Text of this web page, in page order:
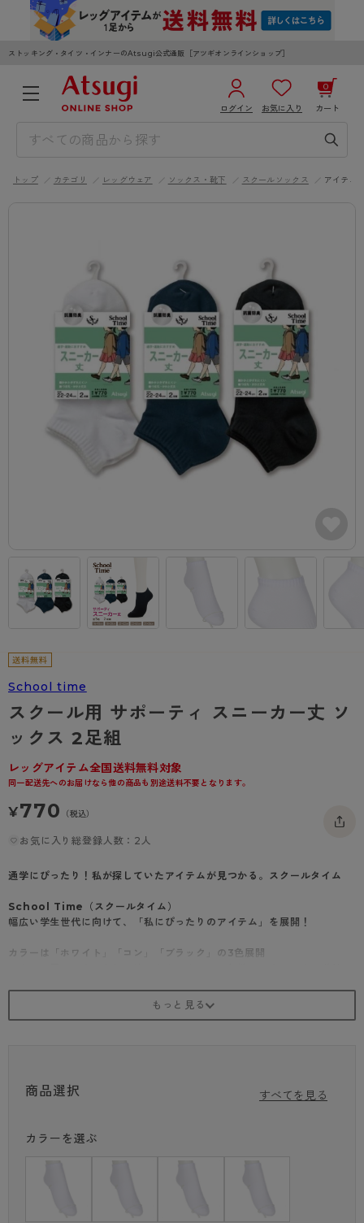
ストッキング・タイツ・インナーのAtsugi公式通販［アツギオンラインショップ］
ログイン お気に入り カート
0
3,980円以上のご購入で送料無料
WOMEN MEN KIDS
カテゴリから探す
レッグウェア
ストッキング
- 無地ストッキング
- 着圧ストッキング
- パンティ部レスストッキング
- 無地タイツ
- 柄タイツ
- ひざ下丈タイツ
- 着圧タイツ
ソックス・靴下
レギンス・スパッツ
インナーウェア
ブラジャー
- ブラトップ
ショーツ
- レギュラーショーツ
- サニタリーショーツ
- ガードル・補正ショーツ
肌着・インナー
- 長袖（七分袖以上）
- タンクトップ
- カップ付きインナー
ライフスタイルウェア
ルームウェア・パジャマ
アクティブ・スポーツ
- スポーツブラ
- スポーツトップス
- スポーツボトムス
雑貨・小物
レッグウエア
ソックス・靴下
クルー・レギュラー丈ソックス
インナーウエア
メンズパンツ
Tバック・ビキニ
肌着・インナー
ライフスタイルウェア
ルームウェア・パジャマ
レッグウエア
タイツ
ソックス・靴下
ハイソックス
スクールソックス
インナーウエア
ブラジャー
スポーツブラ
ショーツ
レギュラーショーツ
サニタリーショーツ
ボクサー
ブランドから探す
スゴスト
フェイクタイツ
hotto comfort
Atsugi COLORS
BT
スクールタイム
みんなの、みんなの。
CLINICAL
ハイジュニ
私に似合う、ストッキング選び
タイツの選び方
ご利用ガイド
はじめての方へ
よくある質問（FAQ）
サイズ表
お支払い方法について
配送方法について
返品・交換について
お問い合わせについて
トップ カテゴリ レッグウェア ソックス・靴下 スクールソックス アイテム
School time
スクール用 サポーティ スニーカー丈 ソ
ックス 2足組
レッグアイテム全国送料無料対象
同一配送先へのお届けなら他の商品も別途送料不要となります。
¥770 （税込）
お気に入り総登録人数：2人
通学にぴったり！私が探していたアイテムが見つかる。スクールタイム
School Time（スクールタイム）
幅広い学生世代に向けて、「私にぴったりのアイテム」を展開！
カラーは「ホワイト」「コン」「ブラック」の3色展開
校則で柄ありが禁止のときは、このスクールソックスがおすすめです。
サポーティ スニーカー丈
「つま先・かかと補強」を施しており、丈夫で長持ち！
商品選択 すべてを見る
カラーを選ぶ